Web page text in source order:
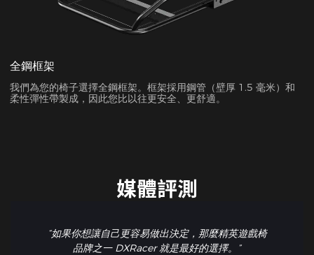
全鋼框架
我們為您的椅子選擇全鋼框架。框架採用鋼管（壁厚 1.5 毫米）和
柔性彈性帶製成，因此您比以往更安全、更舒適。
媒體評測
“如果你想讓自己更容易做出決定，那麼精英遊戲椅
品牌之一 DXRacer 就是最好的選擇。”